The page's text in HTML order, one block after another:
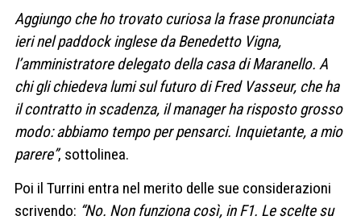
Aggiungo che ho trovato curiosa la frase pronunciata
ieri nel paddock inglese da Benedetto Vigna,
l’amministratore delegato della casa di Maranello. A
chi gli chiedeva lumi sul futuro di Fred Vasseur, che ha
il contratto in scadenza, il manager ha risposto grosso
modo: abbiamo tempo per pensarci. Inquietante, a mio
parere”, sottolinea.
Poi il Turrini entra nel merito delle sue considerazioni
scrivendo: “No. Non funziona così, in F1. Le scelte su